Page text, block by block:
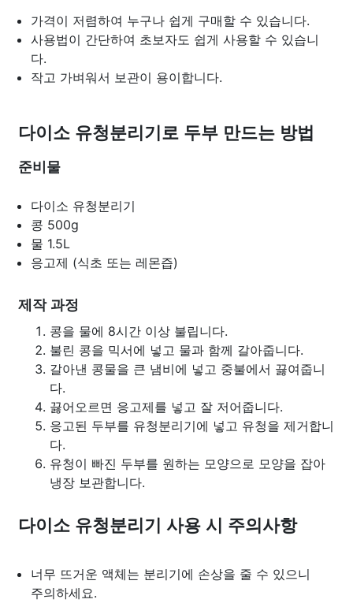
가격이 저렴하여 누구나 쉽게 구매할 수 있습니다.
사용법이 간단하여 초보자도 쉽게 사용할 수 있습니
다.
작고 가벼워서 보관이 용이합니다.
다이소 유청분리기로 두부 만드는 방법
준비물
다이소 유청분리기
콩 500g
물 1.5L
응고제 (식초 또는 레몬즙)
제작 과정
콩을 물에 8시간 이상 불립니다.
불린 콩을 믹서에 넣고 물과 함께 갈아줍니다.
갈아낸 콩물을 큰 냄비에 넣고 중불에서 끓여줍니
다.
끓어오르면 응고제를 넣고 잘 저어줍니다.
응고된 두부를 유청분리기에 넣고 유청을 제거합니
다.
유청이 빠진 두부를 원하는 모양으로 모양을 잡아
냉장 보관합니다.
다이소 유청분리기 사용 시 주의사항
너무 뜨거운 액체는 분리기에 손상을 줄 수 있으니
주의하세요.